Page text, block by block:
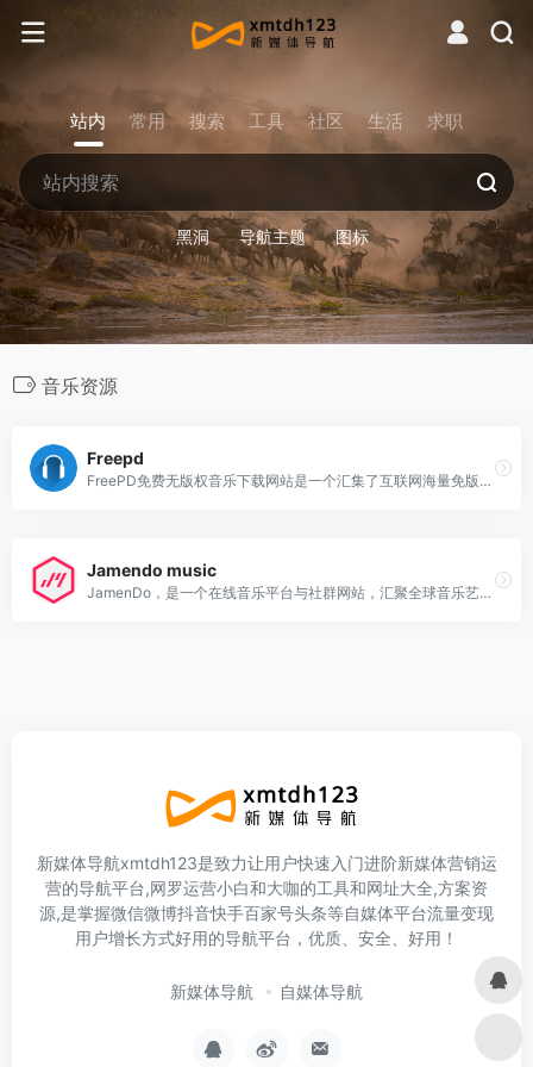
站内 常用 搜索 工具 社区 生活 求职
黑洞 导航主题 图标
音乐资源
Freepd
FreePD免费无版权音乐下载网站是一个汇集了互联网海量免版税的公共领域音乐资源库。提供了许多不同类型的音乐资源，主要有科幻、环境、民谣、电影、爵士、雷鬼、钢琴等
Jamendo music
JamenDo，是一个在线音乐平台与社群网站，汇聚全球音乐艺术作品大全，提供用户免费音乐下载，且复制与分享的行为都是合法的。JamenDo拥有超过25,000首音乐
新媒体导航xmtdh123是致力让用户快速入门进阶新媒体营销运
营的导航平台,网罗运营小白和大咖的工具和网址大全,方案资
源,是掌握微信微博抖音快手百家号头条等自媒体平台流量变现
用户增长方式好用的导航平台，优质、安全、好用！
新媒体导航 自媒体导航